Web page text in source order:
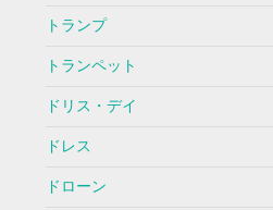
トランプ
トランペット
ドリス・デイ
ドレス
ドローン